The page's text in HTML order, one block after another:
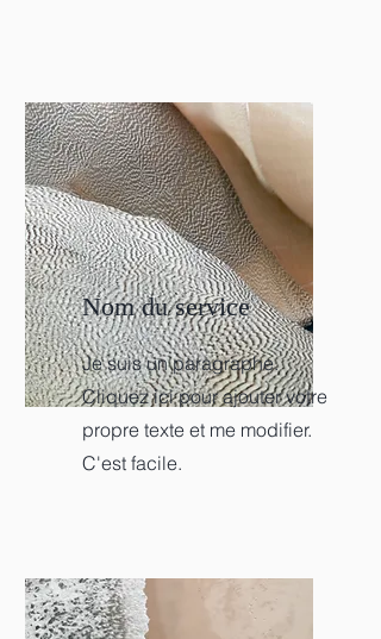
Nom du service
Je suis un paragraphe.
Cliquez ici pour ajouter votre
propre texte et me modifier.
C'est facile.